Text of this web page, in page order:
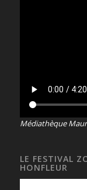
Médiathèque
LE FESTIVAL
HONFLEUR